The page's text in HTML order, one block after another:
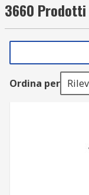
soluzione
ripetibili e
filo scheda
cicli intensivi di
vibrazioni
connettori IDC,
integrando un
o un sistema di
assemblato è
meccanica,
immediata.
3660
Ordina per